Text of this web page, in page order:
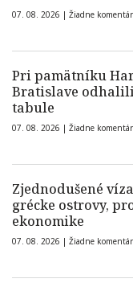
07. 08. 2026 | Žiadne
Pri pamätníku
Bratislave
tabule
07. 08. 2026 | Žiadne
Zjednodušené
grécke ostrovy,
ekonomike
07. 08. 2026 | Žiadne